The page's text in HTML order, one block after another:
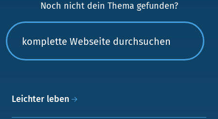
Noch nicht dein Thema gefunden?
Leichter leben